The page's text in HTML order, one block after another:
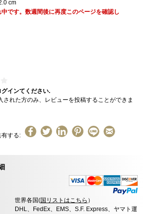
グインてください.
された方のみ、レビューを投稿することができま
有する:
cm
です。数週間後に再度このページを確認し
世界各国(国リストはこちら ）
DHL、FedEx、EMS、S.F. Express、ヤマト運